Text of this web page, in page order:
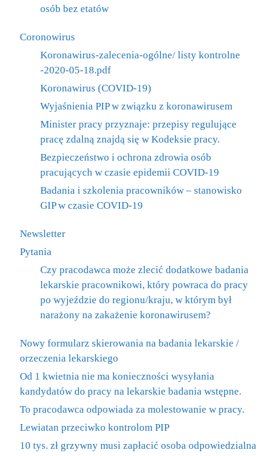
osób bez etatów
Coronowirus
Koronawirus-zalecenia-ogólne/ listy kontrolne
-2020-05-18.pdf
Koronawirus (COVID-19)
Wyjaśnienia PIP w związku z koronawirusem
Minister pracy przyznaje: przepisy regulujące
pracę zdalną znajdą się w Kodeksie pracy.
Bezpieczeństwo i ochrona zdrowia osób
pracujących w czasie epidemii COVID-19
Badania i szkolenia pracowników – stanowisko
GIP w czasie COVID-19
Newsletter
Pytania
Czy pracodawca może zlecić dodatkowe badania
lekarskie pracownikowi, który powraca do pracy
po wyjeździe do regionu/kraju, w którym był
narażony na zakażenie koronawirusem?
Nowy formularz skierowania na badania lekarskie /
orzeczenia lekarskiego
Od 1 kwietnia nie ma konieczności wysyłania
kandydatów do pracy na lekarskie badania wstępne.
To pracodawca odpowiada za molestowanie w pracy.
Lewiatan przeciwko kontrolom PIP
10 tys. zł grzywny musi zapłacić osoba odpowiedzialna